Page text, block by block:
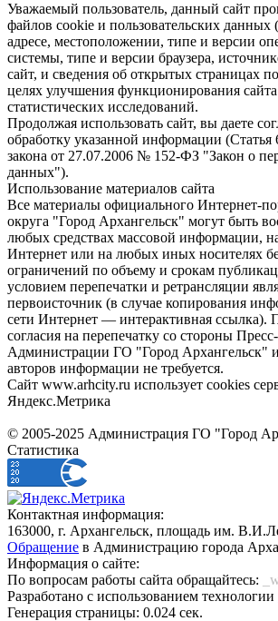
Уважаемый пользователь, данный сайт
файлов cookie и пользовательских
адресе, местоположении, типе и версии
системы, типе и версии браузера,
сайт, и сведения об открытых страницах
целях улучшения функционирования
статистических исследований.
Продолжая использовать сайт, вы даете
обработку указанной информации (Статья
закона от 27.07.2006 № 152-ФЗ "Закон о
данных").
Использование материалов сайта
Все материалы официального Интернет-
округа "Город Архангельск" могут быть
любых средствах массовой информации,
Интернет или на любых иных носителях
ограничений по объему и срокам
условием перепечатки и ретрансляции
первоисточник (в случае копирования
сети Интернет — интерактивная ссылка).
согласия на перепечатку со стороны
Администрации ГО "Город Архангельск"
авторов информации не требуется.
Сайт www.arhcity.ru использует cookies
Яндекс.Метрика
© 2005-2025 Администрация ГО "Город
Статистика
Контактная информация:
163000, г. Архангельск, площадь им.
Обращение в Администрацию города
Информация о сайте:
По вопросам работы сайта обращайтесь:
Разработано с использованием технологии
Генерация страницы: 0.024 сек.